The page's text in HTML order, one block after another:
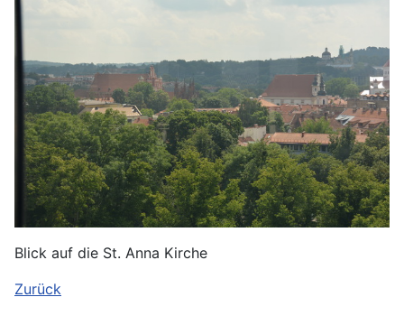
Blick auf die St. Anna Kirche
Zurück